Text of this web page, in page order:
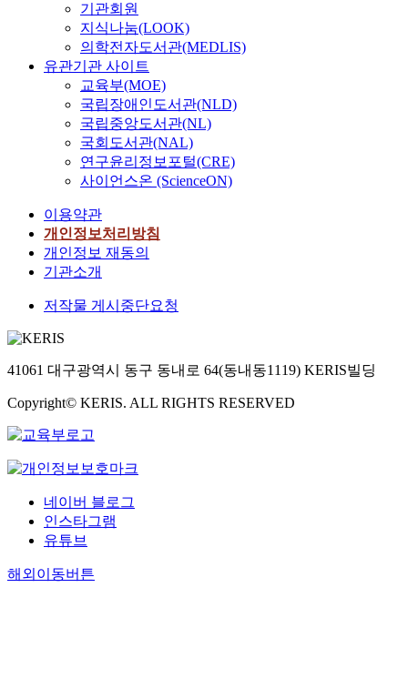
기관회원
지식나눔(LOOK)
의학전자도서관(MEDLIS)
유관기관 사이트
교육부(MOE)
국립장애인도서관(NLD)
국립중앙도서관(NL)
국회도서관(NAL)
연구윤리정보포털(CRE)
사이언스온 (ScienceON)
이용약관
개인정보처리방침
개인정보 재동의
기관소개
저작물 게시중단요청
41061 대구광역시 동구 동내로 64(동내동1119) KERIS빌딩
Copyright© KERIS. ALL RIGHTS RESERVED
네이버 블로그
인스타그램
유튜브
해외이동버튼